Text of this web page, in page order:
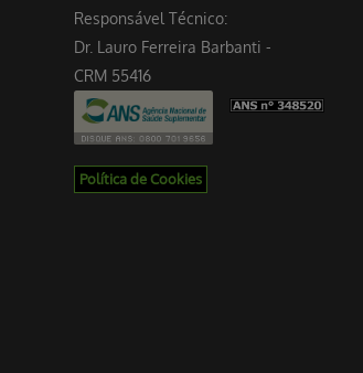
Responsável Técnico:
Dr. Lauro Ferreira Barbanti -
CRM 55416
Política de Cookies